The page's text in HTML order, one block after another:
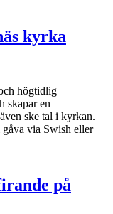
kyrka
högtidlig
skapar en
ske tal i kyrkan.
via Swish eller
på